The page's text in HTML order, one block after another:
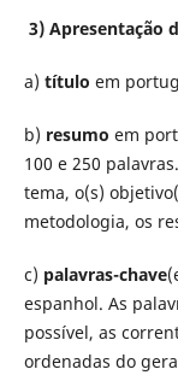
3) Apresentação
a) título em
b) resumo em
100 e 250
tema, o(s)
metodologia, os
c) palavras-chave
espanhol. As
possível, as
ordenadas do